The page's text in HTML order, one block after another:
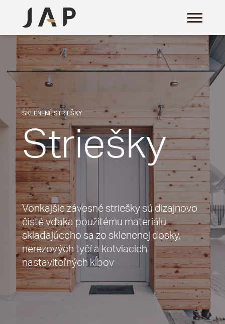
SKLENENÉ STRIEŠKY
Striešky
Vonkajšie závesné striešky sú dizajnovo
čisté vďaka použitému materiálu
skladajúceho sa zo sklenenej dosky,
nerezových tyčí a kotviacich
nastaviteľných kĺbov